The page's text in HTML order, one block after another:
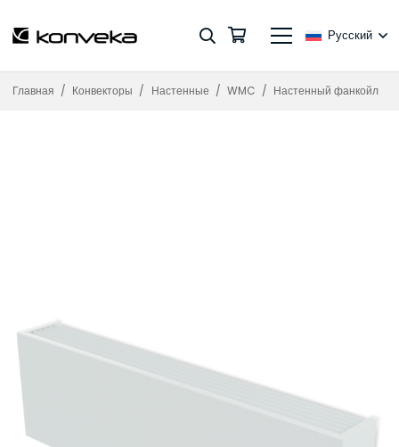
Русский
Главная / Конвекторы / Настенные / WMC / Настенный фанкойл